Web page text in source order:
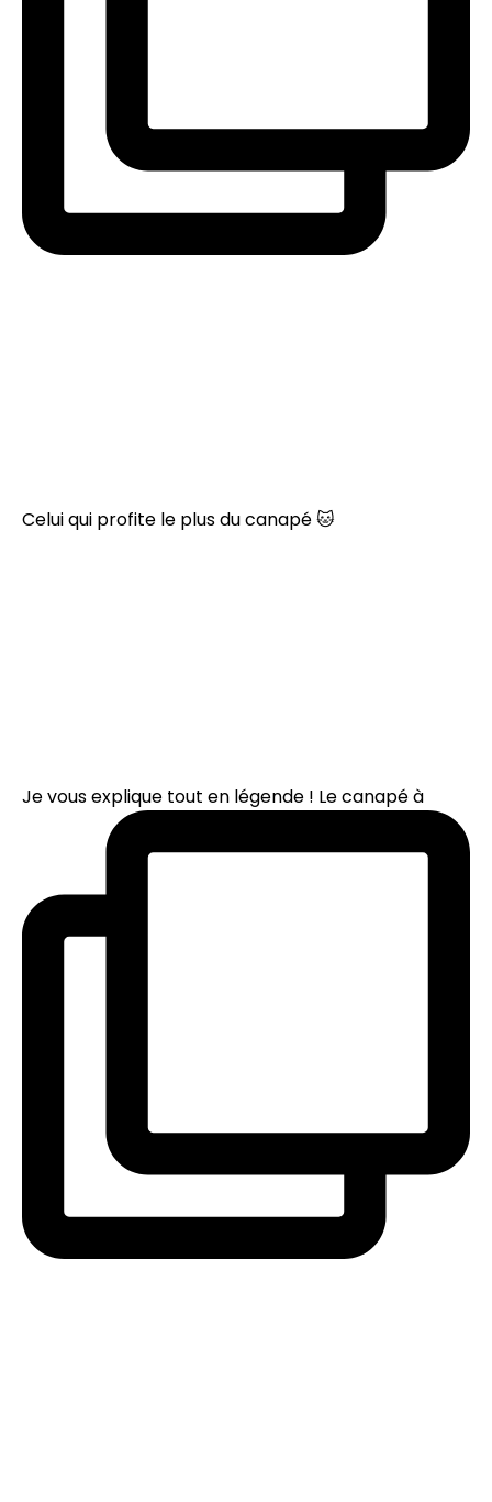
Celui qui profite le plus du canapé 🐱
Je vous explique tout en légende ! Le canapé à